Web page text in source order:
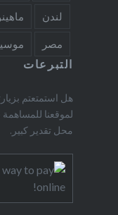
لندن
مصر
التبرعات
هل استمتعتم
لموقعنا
محل تقدير كبير.